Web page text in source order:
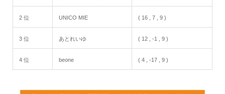
2 位 UNICO MIE ( 16 , 7 , 9 )
3 位 あとれいゆ ( 12 , -1 , 9 )
4 位 beone ( 4 , -17 , 9 )